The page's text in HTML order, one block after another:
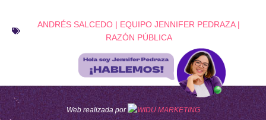
ANDRÉS SALCEDO | EQUIPO JENNIFER PEDRAZA|
RAZÓN PÚBLICA
Web realizada por